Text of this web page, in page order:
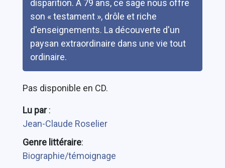
disparition. À 79 ans, ce sage nous offre
son « testament », drôle et riche
d'enseignements. La découverte d'un
paysan extraordinaire dans une vie tout
ordinaire.
Pas disponible en CD.
Lu par:
Jean-Claude Roselier
Genre littéraire:
Biographie/témoignage